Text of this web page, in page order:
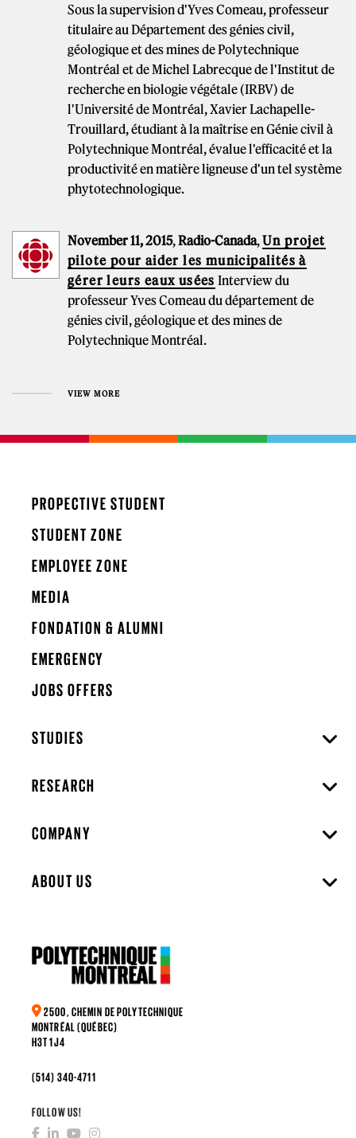
Sous la supervision d'Yves Comeau, professeur
titulaire au Département des génies civil,
géologique et des mines de Polytechnique
Montréal et de Michel Labrecque de l'Institut de
recherche en biologie végétale (IRBV) de
l'Université de Montréal, Xavier Lachapelle-
Trouillard, étudiant à la maîtrise en Génie civil à
Polytechnique Montréal, évalue l'efficacité et la
productivité en matière ligneuse d'un tel système
phytotechnologique.
November 11, 2015,Radio-Canada,Un projet
pilote pour aider les municipalités à
gérer leurs eaux usées Interview du
professeur Yves Comeau du département de
génies civil, géologique et des mines de
Polytechnique Montréal.
VIEW MORE
PROPECTIVE STUDENT
STUDENT ZONE
EMPLOYEE ZONE
MEDIA
FONDATION & ALUMNI
EMERGENCY
JOBS OFFERS
STUDIES
RESEARCH
COMPANY
ABOUT US
2500, CHEMIN DE POLYTECHNIQUE
MONTRÉAL (QUÉBEC)
H3T 1J4
(514) 340-4711
FOLLOW US!